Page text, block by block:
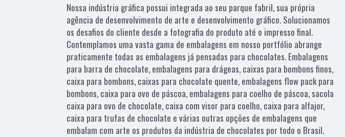
Nossa indústria gráfica possui integrada ao seu parque fabril, sua própria
agência de desenvolvimento de arte e desenvolvimento gráfico. Solucionamos
os desafios do cliente desde a fotografia do produto até o impresso final.
Contemplamos uma vasta gama de embalagens em nosso portfólio abrange
praticamente todas as embalagens já pensadas para chocolates. Embalagens
para barra de chocolate, embalagens para drágeas, caixas para bombons finos,
caixa para bombons, caixas para chocolate quente, embalagens flow pack para
bombons, caixa para ovo de páscoa, embalagens para coelho de páscoa, sacola
caixa para ovo de chocolate, caixa com visor para coelho, caixa para alfajor,
caixa para trufas de chocolate e várias outras opções de embalagens que
embalam com arte os produtos da indústria de chocolates por todo o Brasil.